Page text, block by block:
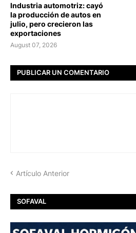
Industria automotriz: cayó
la producción de autos en
julio, pero crecieron las
exportaciones
August 07, 2026
PUBLICAR UN COMENTARIO
Artículo Anterior
SOFAVAL